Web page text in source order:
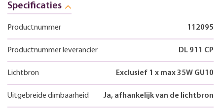
Specificaties
Productnummer 112095
Productnummer leverancier DL 911 CP
Lichtbron Exclusief 1 x max 35W GU10
Uitgebreide dimbaarheid Ja, afhankelijk van de lichtbron